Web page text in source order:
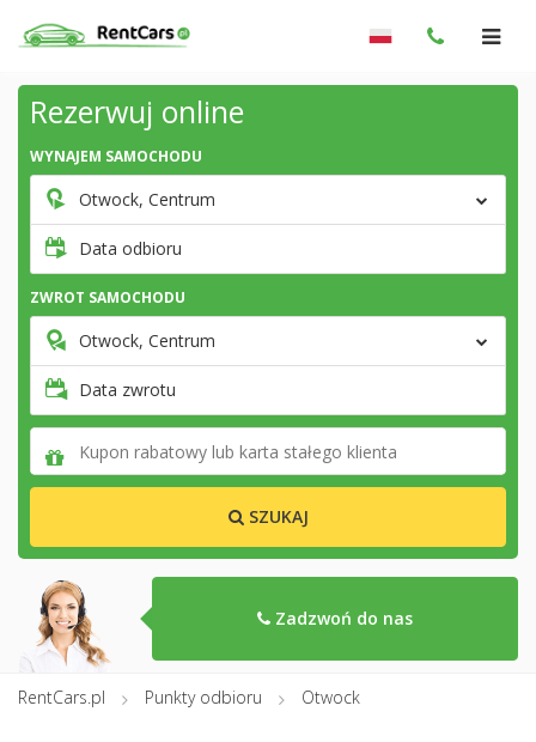
Rezerwuj online
WYNAJEM SAMOCHODU
Otwock, Centrum
Data odbioru
ZWROT SAMOCHODU
Otwock, Centrum
Data zwrotu
SZUKAJ
Zadzwoń do nas
RentCars.pl Punkty odbioru Otwock